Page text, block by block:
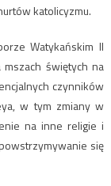
katolicyzmu.
Watykańskim II
świętych na
czynników
w tym zmiany w
na inne religie i
się